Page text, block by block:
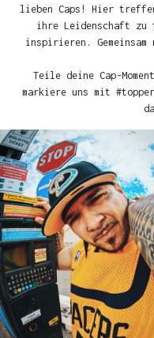
lieben Caps! Hier
ihre Leidenschaft zu
inspirieren.
Teile deine Cap-
markiere uns mit